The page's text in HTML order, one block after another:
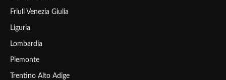
Friuli Venezia Giulia
Liguria
Lombardia
Piemonte
Trentino Alto Adige